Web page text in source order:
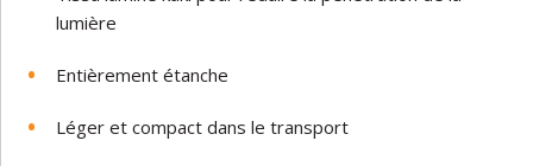
lumière
Entièrement étanche
Léger et compact dans le transport